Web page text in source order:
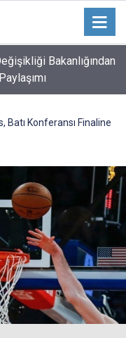
Bakanlığından
Batı Konferansı Finaline